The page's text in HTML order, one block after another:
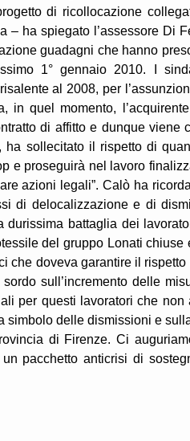
di ricollocazione
ha spiegato l’assessore Di
guadagni che hanno
1° gennaio 2010. I
al 2008, per
quel momento,
di affitto e dunque viene
sollecitato il rispetto di
e proseguirà nel lavoro
azioni legali”. Calò ha
di delocalizzazione e di
battaglia dei
del gruppo Lonati chiuse
che doveva garantire il rispetto
sull’incremento delle
per questi lavoratori che non
simbolo delle dismissioni e
di Firenze. Ci
pacchetto anticrisi di